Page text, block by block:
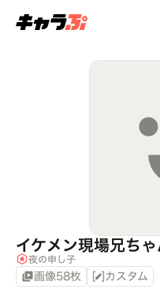
イケメン現場兄ち
夜の申し子
画像58枚 カスタム